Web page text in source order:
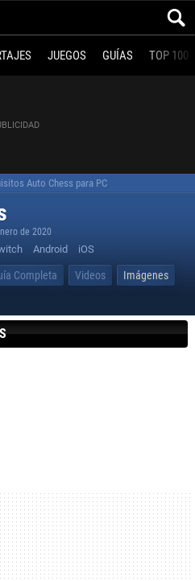
JUEGOS GUÍAS TOP 100
Auto Chess para PC
de 2020
Android iOS
Completa Videos
Imágenes